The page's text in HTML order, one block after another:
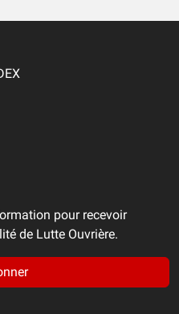
pour recevoir
de Lutte Ouvrière.